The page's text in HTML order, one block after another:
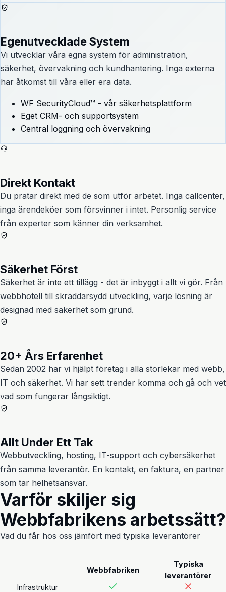
Egenutvecklade System
Vi utvecklar våra egna system för administration,
säkerhet, övervakning och kundhantering. Inga externa
har åtkomst till våra eller era data.
WF SecurityCloud™ - vår säkerhetsplattform
Eget CRM- och supportsystem
Central loggning och övervakning
Direkt Kontakt
Du pratar direkt med de som utför arbetet. Inga callcenter,
inga ärendeköer som försvinner i intet. Personlig service
från experter som känner din verksamhet.
Säkerhet Först
Säkerhet är inte ett tillägg - det är inbyggt i allt vi gör. Från
webbhotell till skräddarsydd utveckling, varje lösning är
designad med säkerhet som grund.
20+ Års Erfarenhet
Sedan 2002 har vi hjälpt företag i alla storlekar med webb,
IT och säkerhet. Vi har sett trender komma och gå och vet
vad som fungerar långsiktigt.
Allt Under Ett Tak
Webbutveckling, hosting, IT-support och cybersäkerhet
från samma leverantör. En kontakt, en faktura, en partner
som tar helhetsansvar.
Varför skiljer sig
Webbfabrikens arbetssätt?
Vad du får hos oss jämfört med typiska leverantörer
Webbfabriken
Typiska
leverantörer
Infrastruktur